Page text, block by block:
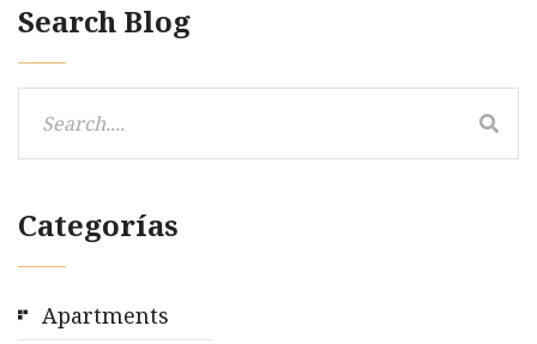
Search Blog
Categorías
Apartments